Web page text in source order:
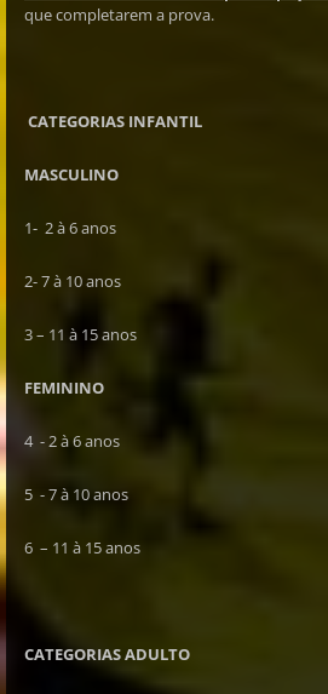
que completarem a prova.
CATEGORIAS INFANTIL
MASCULINO
1- 2 à 6 anos
2- 7 à 10 anos
3 – 11 à 15 anos
FEMININO
4 - 2 à 6 anos
5 - 7 à 10 anos
6 – 11 à 15 anos
CATEGORIAS ADULTO